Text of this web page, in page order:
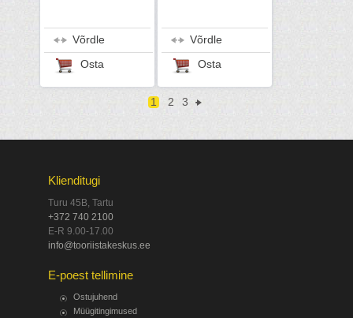
Võrdle
Osta
Võrdle
Osta
1 2 3
Klienditugi
Turu 45B, Tartu
+372 740 2100
E-R 9.00-17.00
info@tooriistakeskus.ee
E-poest tellimine
Ostujuhend
Müügitingimused